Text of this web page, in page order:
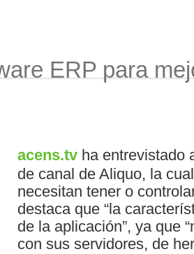
ERP para
acens.tv ha entrevistado
de canal de Aliquo, la
necesitan tener o
destaca que “la
de la aplicación”, ya que
con sus servidores, de